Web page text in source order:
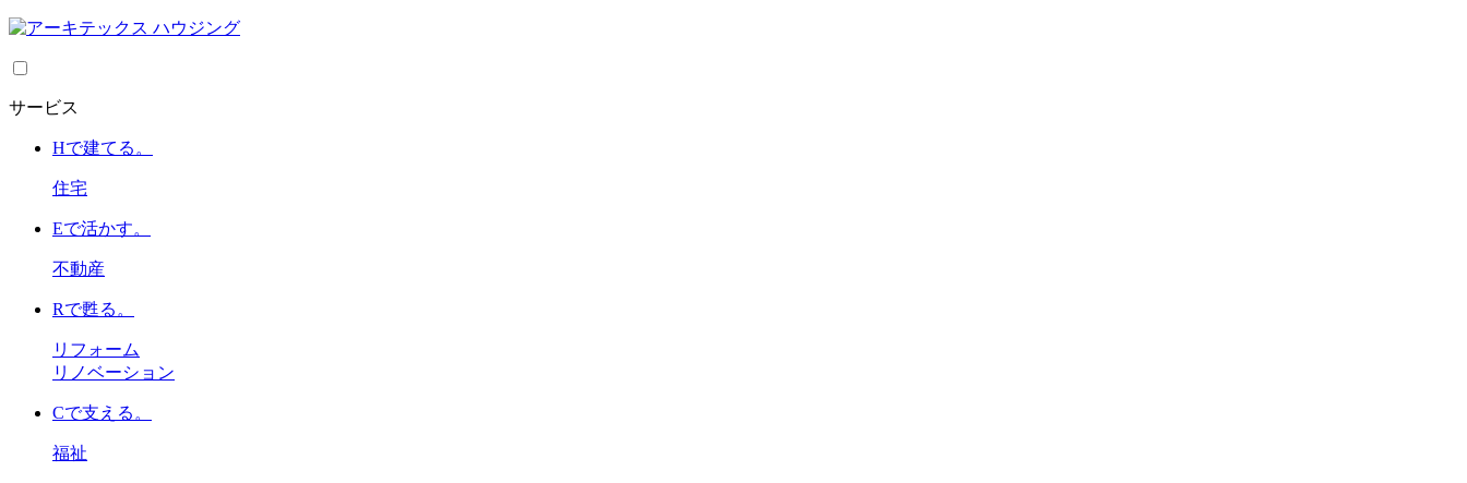
サービス
Hで建てる。
住宅
Eで活かす。
不動産
Rで甦る。
リフォーム
リノベーション
Cで支える。
福祉